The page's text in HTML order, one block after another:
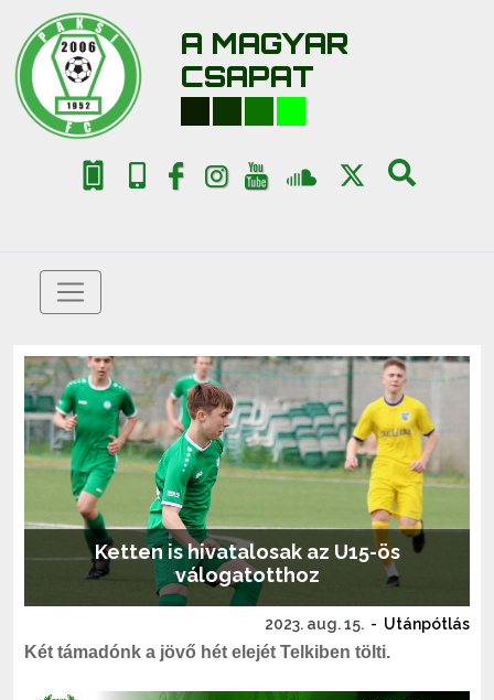
A MAGYAR
CSAPAT
Ketten is hivatalosak az U15-ös
válogatotthoz
2023. aug. 15. - Utánpótlás
Két támadónk a jövő hét elejét Telkiben tölti.